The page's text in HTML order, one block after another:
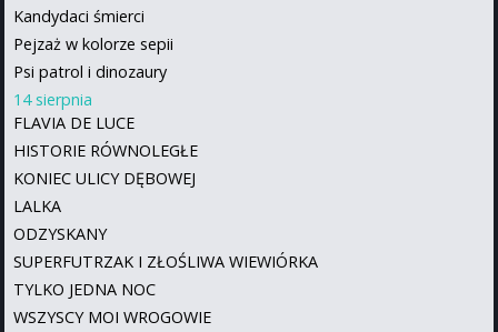
Kandydaci śmierci
Pejzaż w kolorze sepii
Psi patrol i dinozaury
14 sierpnia
FLAVIA DE LUCE
HISTORIE RÓWNOLEGŁE
KONIEC ULICY DĘBOWEJ
LALKA
ODZYSKANY
SUPERFUTRZAK I ZŁOŚLIWA WIEWIÓRKA
TYLKO JEDNA NOC
WSZYSCY MOI WROGOWIE